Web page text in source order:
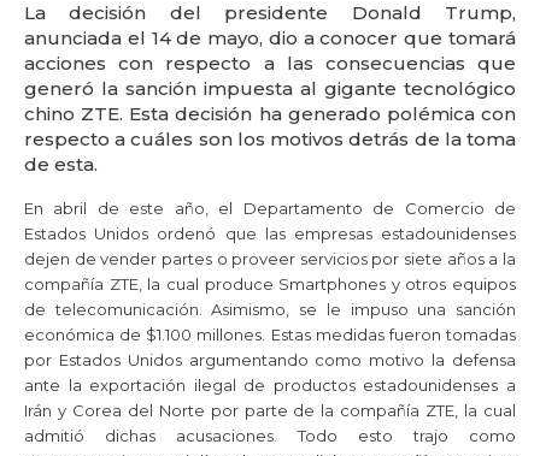
La decisión del presidente Donald Trump,
anunciada el 14 de mayo, dio a conocer que tomará
acciones con respecto a las consecuencias que
generó la sanción impuesta al gigante tecnológico
chino ZTE. Esta decisión ha generado polémica con
respecto a cuáles son los motivos detrás de la toma
de esta.
En abril de este año, el Departamento de Comercio de
Estados Unidos ordenó que las empresas estadounidenses
dejen de vender partes o proveer servicios por siete años a la
compañía ZTE, la cual produce Smartphones y otros equipos
de telecomunicación. Asimismo, se le impuso una sanción
económica de $1.100 millones. Estas medidas fueron tomadas
por Estados Unidos argumentando como motivo la defensa
ante la exportación ilegal de productos estadounidenses a
Irán y Corea del Norte por parte de la compañía ZTE, la cual
admitió dichas acusaciones. Todo esto trajo como